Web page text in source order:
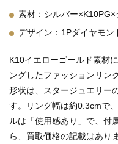
素材：シルバー×K10PG×
デザイン：1Pダイヤモン
K10イエローゴールド素材
ングしたファッションリン
形状は、スタージュエリー
す。リング幅は約0.3cmで
ルは「使用感あり」で、付
ら、買取価格の記載はあり